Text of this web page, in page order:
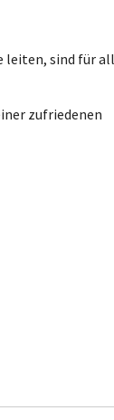
leiten, sind für
zufriedenen